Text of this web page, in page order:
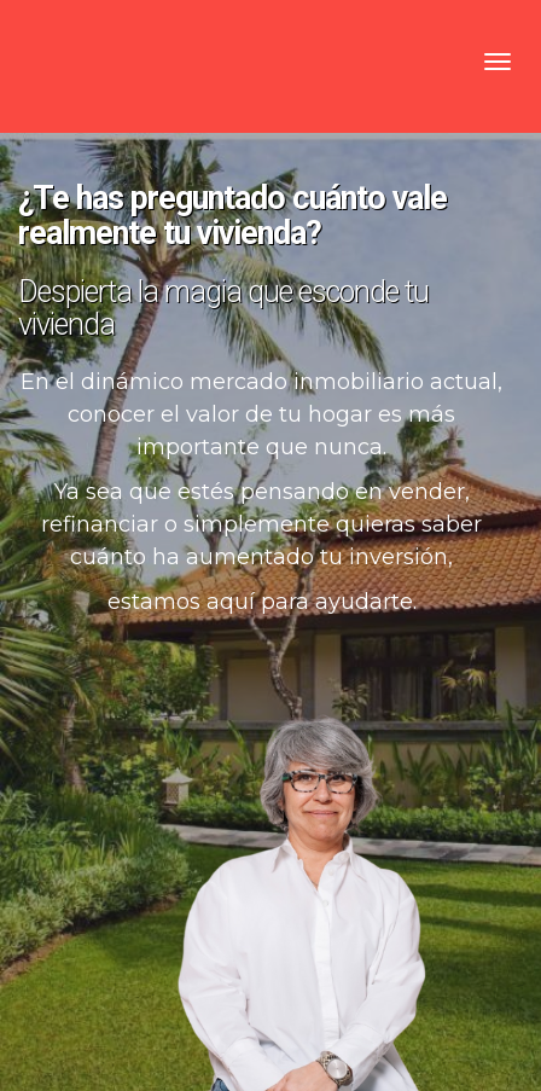
¿Te has preguntado cuánto vale
realmente tu vivienda?
Despierta la magia que esconde tu
vivienda
En el dinámico mercado inmobiliario actual,
conocer el valor de tu hogar es más
importante que nunca.
Ya sea que estés pensando en vender,
refinanciar o simplemente quieras saber
cuánto ha aumentado tu inversión,
estamos aquí para ayudarte.